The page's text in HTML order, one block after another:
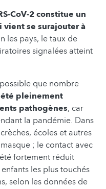
CoV-2 constitue un
se surajouter à
les pays, le taux de
signalées atteint
que nombre
pleinement
pathogènes, car
la pandémie. Dans
écoles et autres
; le contact avec
fortement réduit
les plus touchés
selon les données de